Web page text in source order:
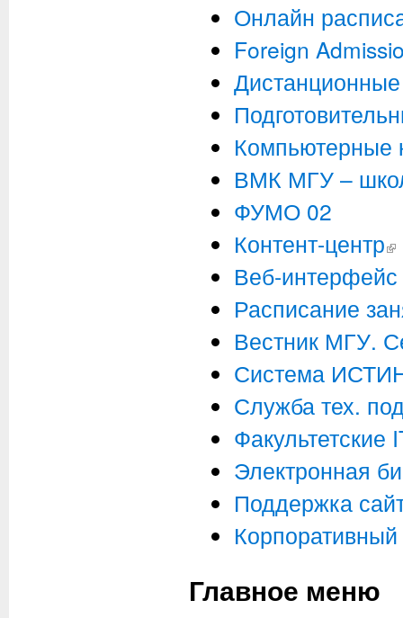
Онлайн
Foreign
Дистанционные
Компьютерные
ВМК МГУ –
ФУМО 02
Контент-центр
Веб-интерфейс
Расписание
Вестник МГУ.
Система
Служба тех.
Факультетские
Электронная
Поддержка
Корпоративный
Главное меню